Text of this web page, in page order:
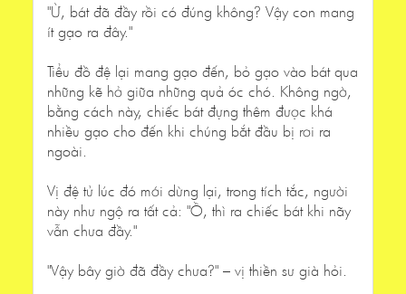
"Ừ, bát đã đầy rồi có đúng không? Vậy con mang
ít gạo ra đây."
Tiểu đồ đệ lại mang gạo đến, bỏ gạo vào bát qua
những kẽ hở giữa những quả óc chó. Không ngờ,
bằng cách này, chiếc bát đựng thêm được khá
nhiều gạo cho đến khi chúng bắt đầu bị rơi ra
ngoài.
Vị đệ tử lúc đó mới dừng lại, trong tích tắc, người
này như ngộ ra tất cả: "Ồ, thì ra chiếc bát khi nãy
vẫn chưa đầy."
"Vậy bây giờ đã đầy chưa?" – vị thiền sư già hỏi.